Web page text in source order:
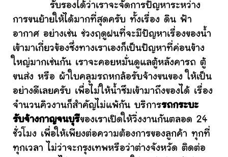
รับรองได้ว่าเราจะจัดการปัญหาระหว่าง
การขนย้ายให้ได้มากที่สุดครับ ทั้งเรื่อง ดิน ฟ้า
อากาศ อย่างเช่น ช่วงฤดูฝนที่จะมีปัญหาเรื่องของน้ำ
เข้ามาเกี่ยวข้องซึ่งทางเราเองก็เป็นปัญหาที่ค่อนข้าง
ใหญ่มากเช่นกัน เราจะคอยหมั่นดูแลตู้หลังคารถ ตู้
ขนส่ง หรือ ผ้าใบคลุมรถหกล้อรับจ้างขนของ ให้เป็น
อย่างดีเลยครับ เพื่อไม่ให้น้ำซึมเข้ามาถึงของได้ เรื่อง
จำนวนคิวงานก็สำคัญไม่แพ้กัน บริการรถกระบะ
รับจ้างกาญจนบุรีของเราเปิดให้วิ่งงานกันตลอด 24
ชั่วโมง เพื่อให้เพียงต่อความต้องการของลูกค้า ทุกที่
ทุกเวลา ไม่ว่าจะกรุงเทพหรือว่าต่างจังหวัด ติดต่อ